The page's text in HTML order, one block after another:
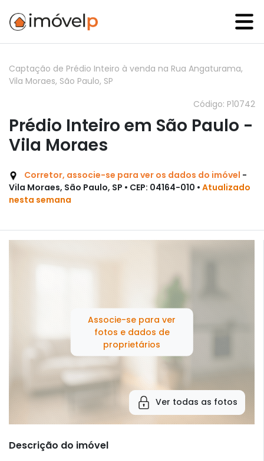
Captação de Prédio Inteiro à venda na Rua Angaturama,
Vila Moraes, São Paulo, SP
Código: P10742
Prédio Inteiro em São Paulo -
Vila Moraes
Corretor, associe-se para ver os dados do imóvel -
Vila Moraes, São Paulo, SP • CEP: 04164-010 • Atualizado
nesta semana
Associe-se para ver
fotos e dados de
proprietários
Ver todas as fotos
Descrição do imóvel